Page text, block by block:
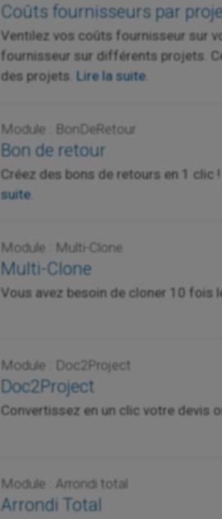
Coûts fournisseurs par
Ventilez vos coûts fournisseur sur
fournisseur sur différents projets.
des projets.Lire la suite.
Module : BonDeRetour
Bon de retour
Créez des bons de retours en 1
suite.
Module : Multi-Clone
Multi-Clone
Vous avez besoin de cloner 10 fois
Module : Doc2Project
Doc2Project
Convertissez en un clic votre devis
Module : Arrondi total
Arrondi Total